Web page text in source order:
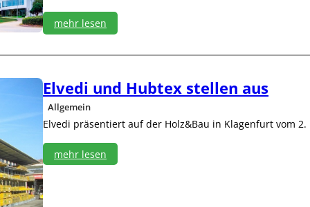
d
i
i
a
l
s
e
r
t
s
i
mehr lesen
L
u
c
l
d
t
z
u
r
Elvedi und Hubtex stellen aus
Allgemein
Elvedi präsentiert auf der Holz&Bau in Klagenfurt vom
mehr lesen
:
E
l